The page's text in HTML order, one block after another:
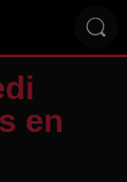
en